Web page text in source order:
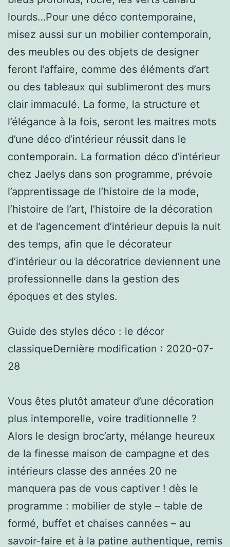
lourds…Pour une déco contemporaine,
misez aussi sur un mobilier contemporain,
des meubles ou des objets de designer
feront l’affaire, comme des éléments d’art
ou des tableaux qui sublimeront des murs
clair immaculé. La forme, la structure et
l’élégance à la fois, seront les maitres mots
d’une déco d’intérieur réussit dans le
contemporain. La formation déco d’intérieur
chez Jaelys dans son programme, prévoie
l’apprentissage de l’histoire de la mode,
l’histoire de l’art, l’histoire de la décoration
et de l’agencement d’intérieur depuis la nuit
des temps, afin que le décorateur
d’intérieur ou la décoratrice deviennent une
professionnelle dans la gestion des
époques et des styles.
Guide des styles déco : le décor
classiqueDernière modification : 2020-07-
28
Vous êtes plutôt amateur d’une décoration
plus intemporelle, voire traditionnelle ?
Alors le design broc’arty, mélange heureux
de la finesse maison de campagne et des
intérieurs classe des années 20 ne
manquera pas de vous captiver ! dès le
programme : mobilier de style – table de
formé, buffet et chaises cannées – au
savoir-faire et à la patine authentique, remis